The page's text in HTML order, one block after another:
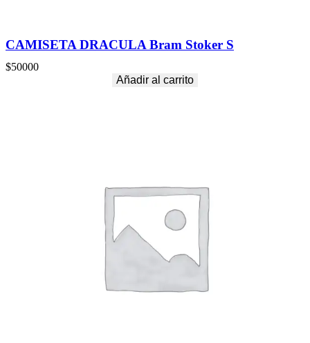
CAMISETA DRACULA Bram Stoker S
$50000
Añadir al carrito